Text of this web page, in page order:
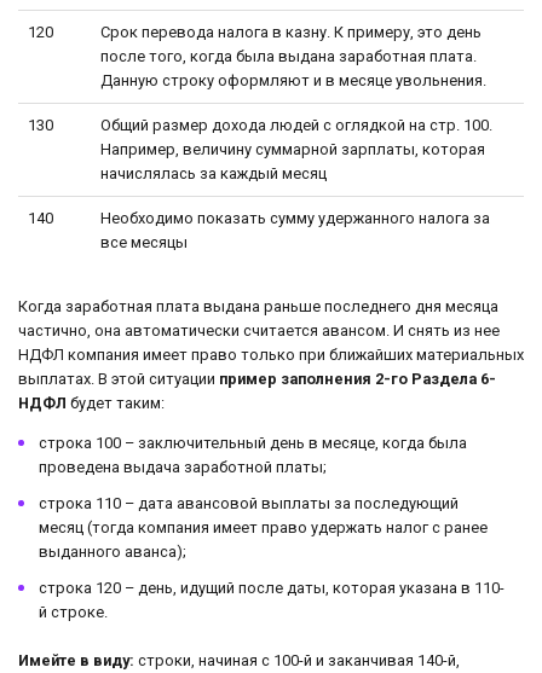
120
Срок перевода налога в казну. К примеру, это день
после того, когда была выдана заработная плата.
Данную строку оформляют и в месяце увольнения.
130
Общий размер дохода людей с оглядкой на стр. 100.
Например, величину суммарной зарплаты, которая
начислялась за каждый месяц
140
Необходимо показать сумму удержанного налога за
все месяцы
Когда заработная плата выдана раньше последнего дня месяца
частично, она автоматически считается авансом. И снять из нее
НДФЛ компания имеет право только при ближайших материальных
выплатах. В этой ситуации пример заполнения 2-го Раздела 6-
НДФЛ будет таким:
строка 100 – заключительный день в месяце, когда была
проведена выдача заработной платы;
строка 110 – дата авансовой выплаты за последующий
месяц (тогда компания имеет право удержать налог с ранее
выданного аванса);
строка 120 – день, идущий после даты, которая указана в 110-
й строке.
Имейте в виду: строки, начиная с 100-й и заканчивая 140-й,